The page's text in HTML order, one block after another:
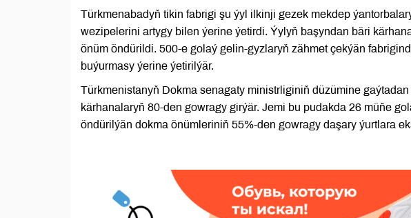
Türkmenabadyň tikin fabrigi şu ýyl ilkinji gezek mekdep
wezipelerini artygy bilen ýerine ýetirdi. Ýylyň başyndan bäri
önüm öndürildi. 500-e golaý gelin-gyzlaryň zähmet çekýän
buýurmasy ýerine ýetirilýär.
Türkmenistanyň Dokma senagaty ministrliginiň düzümine
kärhanalaryň 80-den gowragy girýär. Jemi bu pudakda 26 müňe
öndürilýän dokma önümleriniň 55%-den gowragy daşary ýurtlara